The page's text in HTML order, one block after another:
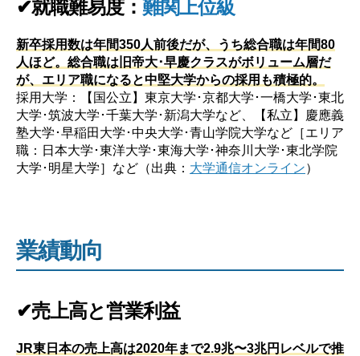
✔就職難易度：難関上位級
新卒採用数は年間350人前後だが、うち総合職は年間80
人ほど。総合職は旧帝大･早慶クラスがボリューム層だ
が、エリア職になると中堅大学からの採用も積極的。
採用大学：【国公立】東京大学･京都大学･一橋大学･東北
大学･筑波大学･千葉大学･新潟大学など、【私立】慶應義
塾大学･早稲田大学･中央大学･青山学院大学など［エリア
職：日本大学･東洋大学･東海大学･神奈川大学･東北学院
大学･明星大学］など（出典： 大学通信オンライン）
業績動向
✔売上高と営業利益
JR東日本の売上高は2020年まで2.9兆〜3兆円レベルで推